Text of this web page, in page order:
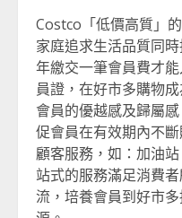
Costco「低價高質」
家庭追求生活品質同
年繳交一筆會員費才
員證，在好市多購物
會員的優越感及歸屬
促會員在有效期內不
顧客服務，如：加油
站式的服務滿足消費
流，培養會員到好市